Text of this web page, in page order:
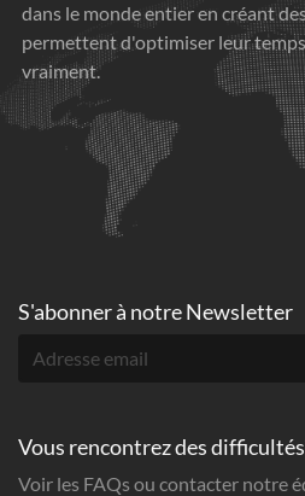
dans le monde entier en créant
permettent d'optimiser leur
vraiment.
S'abonner à notre Newsletter
Vous rencontrez des
Voir les FAQs ou contacter notre